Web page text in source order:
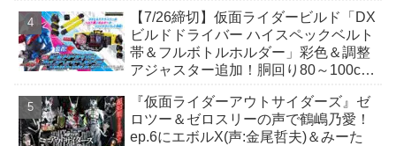
【7/26締切】仮面ライダービルド「DX
ビルドドライバー ハイスペックベルト
帯＆フルボトルホルダー」彩色＆調整
アジャスター追加！胴回り80～100cm
『仮面ライダーアウトサイダーズ』ゼ
ロツー＆ゼロスリーの声で鶴嶋乃愛！
ep.6にエボルX(声:金尾哲夫)＆みーた